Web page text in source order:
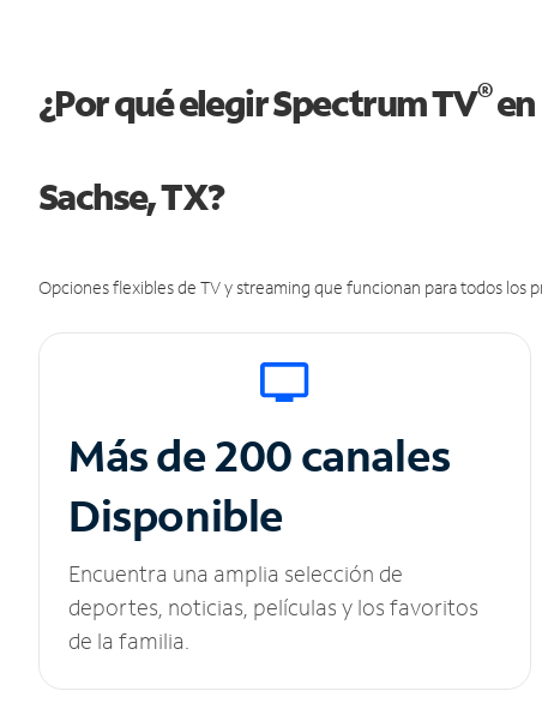
¿Por qué elegir Spectrum TV®en
Sachse, TX?
Opciones flexibles de TV y streaming que funcionan para todos los
Más de 200 canales
Disponible
Encuentra una amplia selección de
deportes, noticias, películas y los favoritos
de la familia.